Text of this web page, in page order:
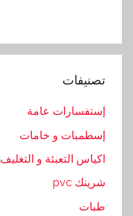
ا
ت
تصنيفات
إستفسارات عامة
إسطمبات و خامات
اكياس التعبئة و التغليف
شرينك pvc
طبات